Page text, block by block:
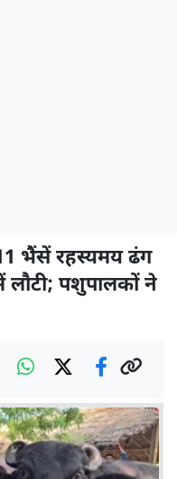
भैंसें रहस्यमय ढंग
पशुपालकों ने